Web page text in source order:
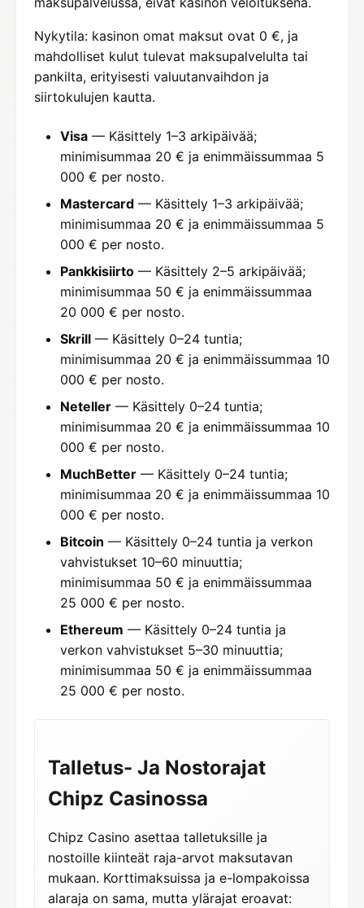
Nykytila: kasinon omat maksut ovat 0 €, ja
mahdolliset kulut tulevat maksupalvelulta tai
pankilta, erityisesti valuutanvaihdon ja
siirtokulujen kautta.
Visa— Käsittely 1–3 arkipäivää;
minimisummaa 20 € ja enimmäissummaa 5
000 € per nosto.
Mastercard— Käsittely 1–3 arkipäivää;
minimisummaa 20 € ja enimmäissummaa 5
000 € per nosto.
Pankkisiirto— Käsittely 2–5 arkipäivää;
minimisummaa 50 € ja enimmäissummaa
20 000 € per nosto.
Skrill— Käsittely 0–24 tuntia;
minimisummaa 20 € ja enimmäissummaa 10
000 € per nosto.
Neteller— Käsittely 0–24 tuntia;
minimisummaa 20 € ja enimmäissummaa 10
000 € per nosto.
MuchBetter— Käsittely 0–24 tuntia;
minimisummaa 20 € ja enimmäissummaa 10
000 € per nosto.
Bitcoin — Käsittely 0–24 tuntia ja verkon
vahvistukset 10–60 minuuttia;
minimisummaa 50 € ja enimmäissummaa
25 000 € per nosto.
Ethereum — Käsittely 0–24 tuntia ja
verkon vahvistukset 5–30 minuuttia;
minimisummaa 50 € ja enimmäissummaa
25 000 € per nosto.
Talletus- Ja Nostorajat
Chipz Casinossa
Chipz Casino asettaa talletuksille ja
nostoille kiinteät raja-arvot maksutavan
mukaan. Korttimaksuissa ja e-lompakoissa
alaraja on sama, mutta ylärajat eroavat: